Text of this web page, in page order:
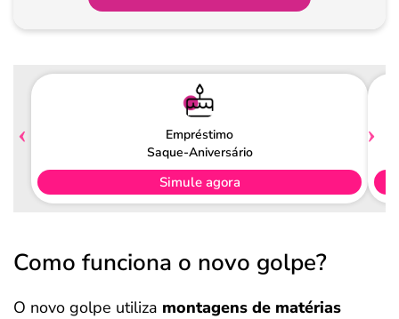
Empréstimo
Saque-Aniversário
Simule agora
Como funciona o novo golpe?
O novo golpe utiliza montagens de matérias